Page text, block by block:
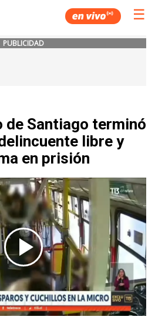
☰
PUBLICIDAD
de Santiago terminó
libre y
en prisión